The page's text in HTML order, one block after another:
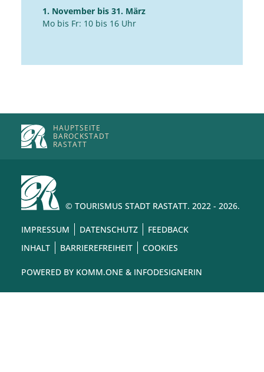
1. November bis 31. März
Mo bis Fr: 10 bis 16 Uhr
HAUPTSEITE
BAROCKSTADT
RASTATT
© TOURISMUS STADT RASTATT. 2022 - 2026.
IMPRESSUM DATENSCHUTZ
FEEDBACK
INHALT
BARRIEREFREIHEIT COOKIES
POWERED BY KOMM.ONE & INFODESIGNERIN